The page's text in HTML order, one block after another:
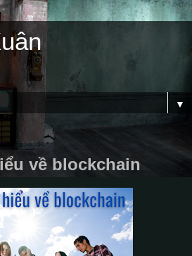
▼
về blockchain